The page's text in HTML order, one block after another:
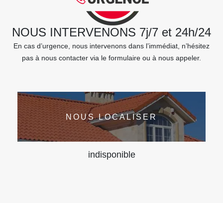
NOUS INTERVENONS 7j/7 et 24h/24
En cas d’urgence, nous intervenons dans l’immédiat, n’hésitez
pas à nous contacter via le formulaire ou à nous appeler.
NOUS LOCALISER
indisponible